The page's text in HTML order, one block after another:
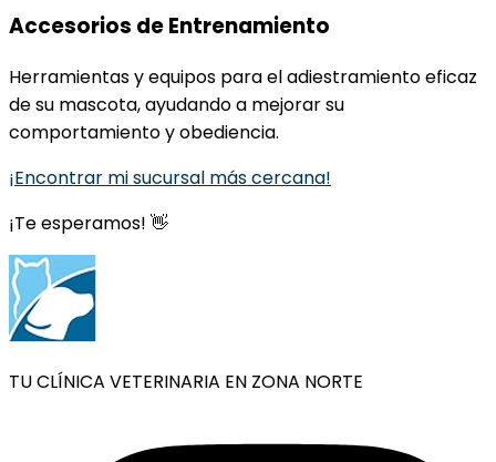
Accesorios de Entrenamiento
Herramientas y equipos para el adiestramiento eficaz
de su mascota, ayudando a mejorar su
comportamiento y obediencia.
¡Encontrar mi sucursal más cercana!
¡Te esperamos! 👋
TU CLÍNICA VETERINARIA EN ZONA NORTE